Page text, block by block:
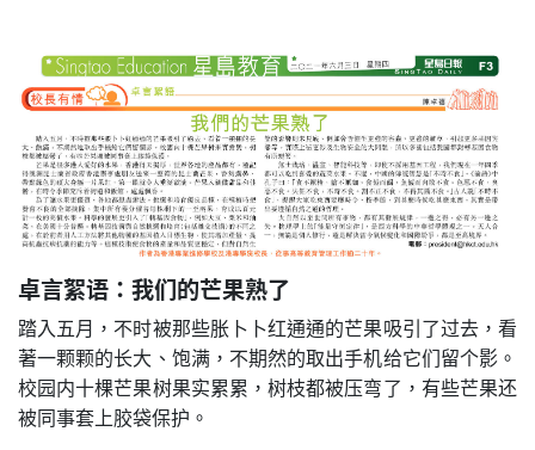
卓言絮语：我们的芒果熟了
踏入五月，不时被那些胀卜卜红通通的芒果吸引了过去，看
著一颗颗的长大、饱满，不期然的取出手机给它们留个影。
校园内十棵芒果树果实累累，树枝都被压弯了，有些芒果还
被同事套上胶袋保护。